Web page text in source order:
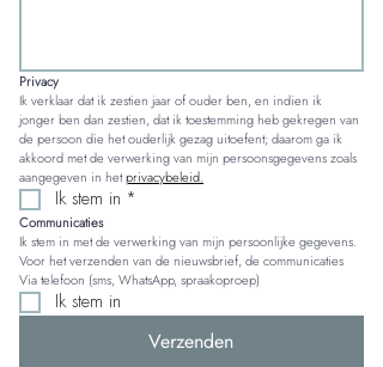
Privacy
Ik verklaar dat ik zestien jaar of ouder ben, en indien ik
jonger ben dan zestien, dat ik toestemming heb gekregen van
de persoon die het ouderlijk gezag uitoefent; daarom ga ik
akkoord met de verwerking van mijn persoonsgegevens zoals
aangegeven in het privacybeleid.
Ik stem in *
Communicaties
Ik stem in met de verwerking van mijn persoonlijke gegevens.
Voor het verzenden van de nieuwsbrief, de communicaties
Via telefoon (sms, WhatsApp, spraakoproep)
Ik stem in
Verzenden